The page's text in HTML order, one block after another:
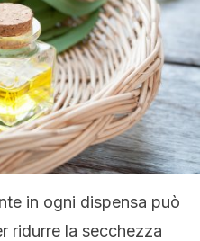
in ogni dispensa può
ridurre la secchezza